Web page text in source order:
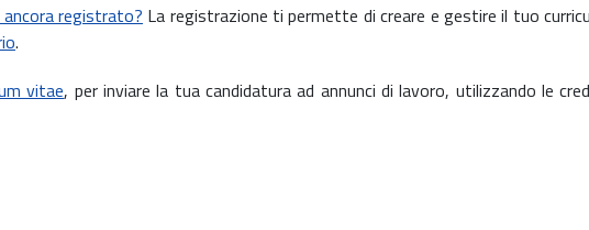
ancora registrato? La registrazione ti permette di creare e gestire il tuo
.
vitae, per inviare la tua candidatura ad annunci di lavoro, utilizzando le